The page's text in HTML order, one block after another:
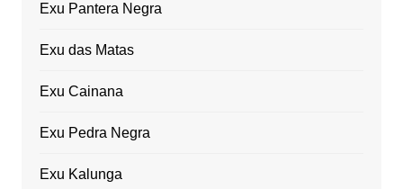
Exu Pantera Negra
Exu das Matas
Exu Cainana
Exu Pedra Negra
Exu Kalunga